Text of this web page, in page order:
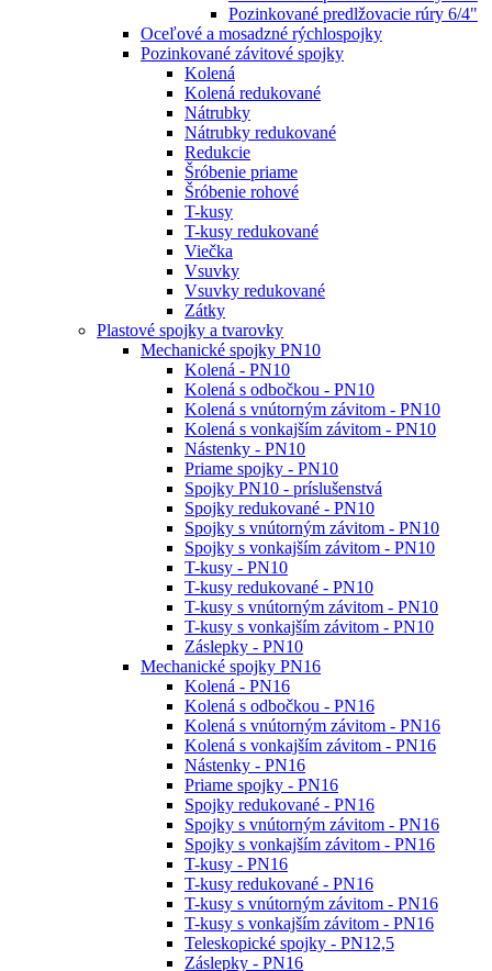
Pozinkované predlžovacie rúry 6/4"
Oceľové a mosadzné rýchlospojky
Pozinkované závitové spojky
Kolená
Kolená redukované
Nátrubky
Nátrubky redukované
Redukcie
Šróbenie priame
Šróbenie rohové
T-kusy
T-kusy redukované
Viečka
Vsuvky
Vsuvky redukované
Zátky
Plastové spojky a tvarovky
Mechanické spojky PN10
Kolená - PN10
Kolená s odbočkou - PN10
Kolená s vnútorným závitom - PN10
Kolená s vonkajším závitom - PN10
Nástenky - PN10
Priame spojky - PN10
Spojky PN10 - príslušenstvá
Spojky redukované - PN10
Spojky s vnútorným závitom - PN10
Spojky s vonkajším závitom - PN10
T-kusy - PN10
T-kusy redukované - PN10
T-kusy s vnútorným závitom - PN10
T-kusy s vonkajším závitom - PN10
Záslepky - PN10
Mechanické spojky PN16
Kolená - PN16
Kolená s odbočkou - PN16
Kolená s vnútorným závitom - PN16
Kolená s vonkajším závitom - PN16
Nástenky - PN16
Priame spojky - PN16
Spojky redukované - PN16
Spojky s vnútorným závitom - PN16
Spojky s vonkajším závitom - PN16
T-kusy - PN16
T-kusy redukované - PN16
T-kusy s vnútorným závitom - PN16
T-kusy s vonkajším závitom - PN16
Teleskopické spojky - PN12,5
Záslepky - PN16